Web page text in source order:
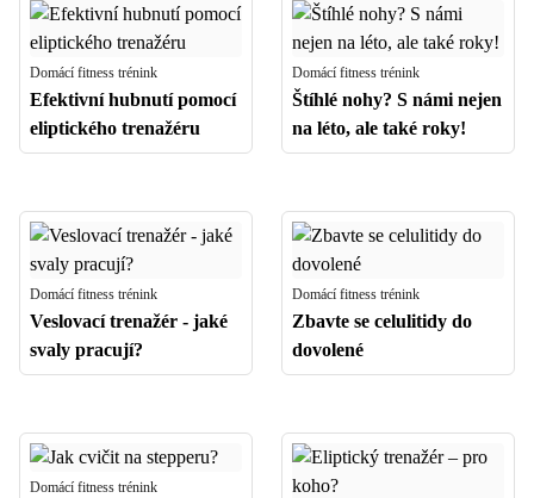
Domácí fitness trénink
Efektivní hubnutí pomocí
eliptického trenažéru
Domácí fitness trénink
Štíhlé nohy? S námi nejen
na léto, ale také roky!
Domácí fitness trénink
Veslovací trenažér - jaké
svaly pracují?
Domácí fitness trénink
Zbavte se celulitidy do
dovolené
Domácí fitness trénink